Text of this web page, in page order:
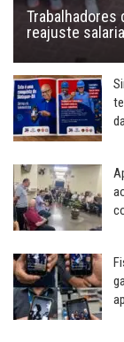
Trabalhadores
reajuste salarial